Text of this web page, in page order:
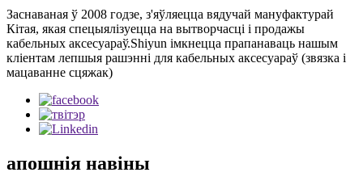
Заснаваная ў 2008 годзе, з'яўляецца вядучай мануфактурай
Кітая, якая спецыялізуецца на вытворчасці і продажы
кабельных аксесуараў.Shiyun імкнецца прапанаваць нашым
кліентам лепшыя рашэнні для кабельных аксесуараў (звязка і
мацаванне сцяжак)
апошнія навіны